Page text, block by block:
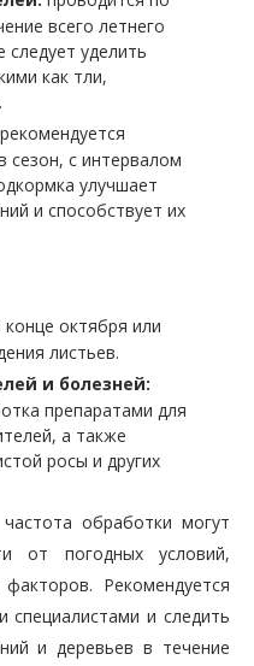
всего летнего
уделить
как тли,
рекомендуется
сезон, с интервалом
улучшает
и способствует их
конце октября или
листьев.
и болезней:
препаратами для
а также
росы и других
обработки могут
от погодных условий,
Рекомендуется
специалистами и следить
и деревьев в течение